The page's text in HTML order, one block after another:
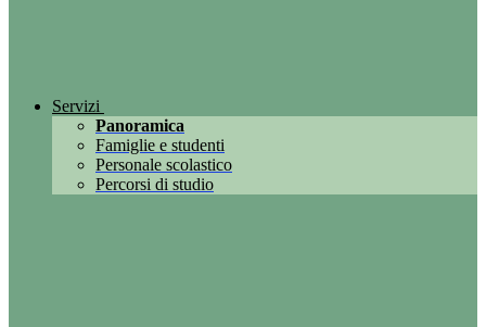
Servizi
Panoramica
Famiglie e studenti
Personale scolastico
Percorsi di studio